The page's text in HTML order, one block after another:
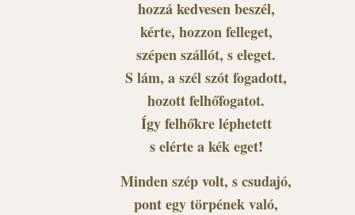
hozzá kedvesen beszél,
kérte, hozzon felleget,
szépen szállót, s eleget.
S lám, a szél szót fogadott,
hozott felhőfogatot.
Így felhőkre léphetett
s elérte a kék eget!
Minden szép volt, s csudajó,
pont egy törpének való,